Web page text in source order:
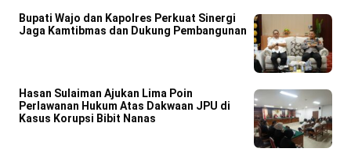
Bupati Wajo dan Kapolres Perkuat Sinergi
Jaga Kamtibmas dan Dukung Pembangunan
Hasan Sulaiman Ajukan Lima Poin
Perlawanan Hukum Atas Dakwaan JPU di
Kasus Korupsi Bibit Nanas